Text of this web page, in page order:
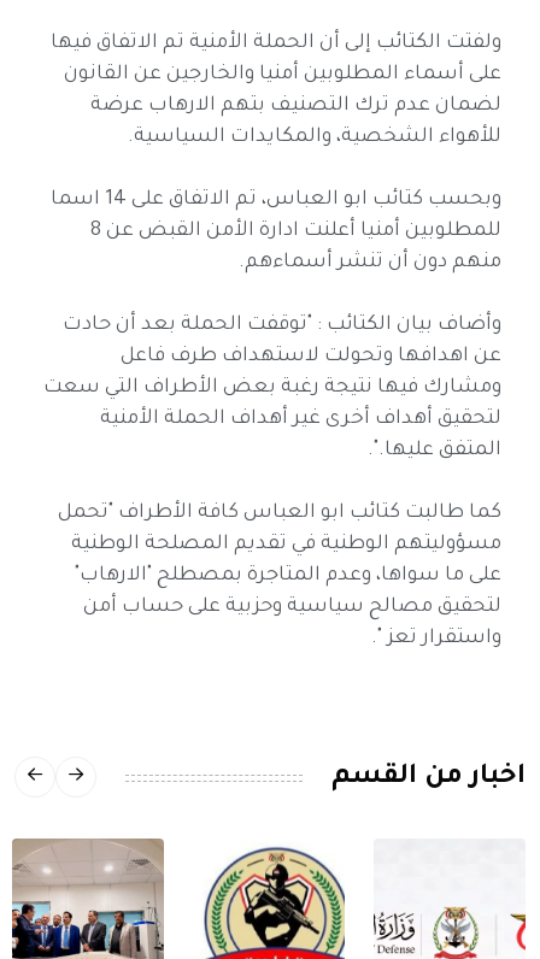
ولفتت الكتائب إلى أن الحملة الأمنية تم الاتفاق فيها
على أسماء المطلوبين أمنيا والخارجين عن القانون
لضمان عدم ترك التصنيف بتهم الارهاب عرضة
للأهواء الشخصية، والمكايدات السياسية.
وبحسب كتائب ابو العباس، تم الاتفاق على 14 اسما
للمطلوبين أمنيا أعلنت ادارة الأمن القبض عن 8
منهم دون أن تنشر أسماءهم.
وأضاف بيان الكتائب : "توقفت الحملة بعد أن حادت
عن اهدافها وتحولت لاستهداف طرف فاعل
ومشارك فيها نتيجة رغبة بعض الأطراف التي سعت
لتحقيق أهداف أخرى غير أهداف الحملة الأمنية
المتفق عليها.".
كما طالبت كتائب ابو العباس كافة الأطراف "تحمل
مسؤوليتهم الوطنية في تقديم المصلحة الوطنية
على ما سواها، وعدم المتاجرة بمصطلح "الارهاب"
لتحقيق مصالح سياسية وحزبية على حساب أمن
واستقرار تعز ".
اخبار من القسم